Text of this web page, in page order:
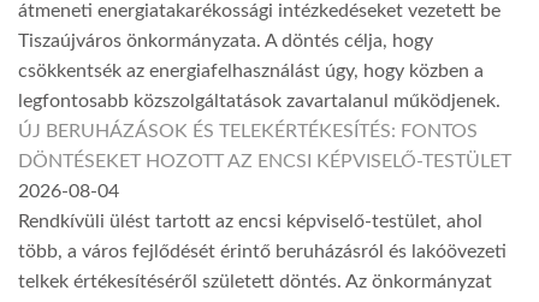
átmeneti energiatakarékossági intézkedéseket vezetett be
Tiszaújváros önkormányzata. A döntés célja, hogy
csökkentsék az energiafelhasználást úgy, hogy közben a
legfontosabb közszolgáltatások zavartalanul működjenek.
ÚJ BERUHÁZÁSOK ÉS TELEKÉRTÉKESÍTÉS: FONTOS
DÖNTÉSEKET HOZOTT AZ ENCSI KÉPVISELŐ-TESTÜLET
2026-08-04
Rendkívüli ülést tartott az encsi képviselő-testület, ahol
több, a város fejlődését érintő beruházásról és lakóövezeti
telkek értékesítéséről született döntés. Az önkormányzat